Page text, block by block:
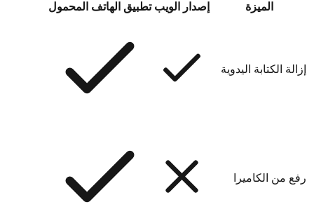
الميزة إصدار الويب تطبيق الهاتف المحمول
إزالة الكتابة اليدوية
رفع من الكاميرا